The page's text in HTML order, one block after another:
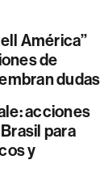
América”
de
dudas
acciones
para
y